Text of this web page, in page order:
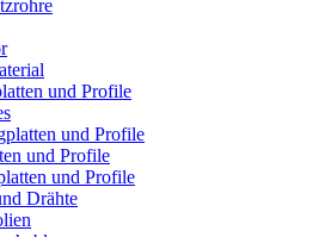
und Profile
und Profile
und Profile
und Profile
Drähte